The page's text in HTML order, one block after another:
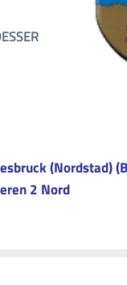
(Nordstad)
2 Nord